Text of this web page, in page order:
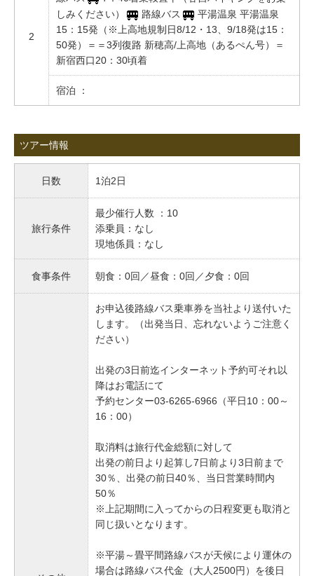
2
しみください）
路線バス
平湯温泉 平湯温泉
15：15発（※上高地規制日8/12・13、9/18発は15：
50発）＝＝3列復路 新穂高/上高地（あるぺん号）＝
新宿西口20：30頃着
宿泊 ：
ツアー情報
日数 1泊2日
旅行条件
最少催行人数 ：10
添乗員：なし
現地係員：なし
食事条件 朝食：0回／昼食：0回／夕食：0回
お申込後路線バス乗車券を当社より送付いた
します。（出発当日、忘れないようご注意く
ださい）
出発の3日前迄インターネット予約可それ以
降はお電話にて
予約センター03-6265-6966（平日10：00～
16：00）
取消料は旅行代金総額に対して
出発の前日より起算し7日前より3日前まで
30％、出発の前日40％、当日営業時間内
50％
※上記期間に入ってからの日程変更も取消と
同じ扱いとなります。
※平湯～畳平間路線バスが天候により運休の
場合は路線バス代金（大人2500円）を後日